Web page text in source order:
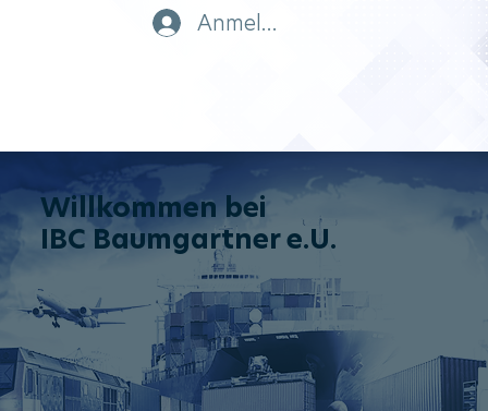
Anmelden
Willkommen bei
IBC Baumgartner e.U.